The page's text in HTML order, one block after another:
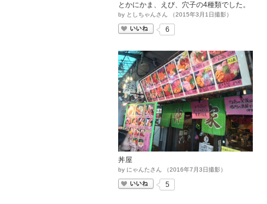
とかにかま、えび、穴子の4種類でした。
by としちゃんさん （2015年3 月 1 日撮影）
いいね
6
丼屋
by にゃんたさん （2016年7 月3日撮影）
いいね
5